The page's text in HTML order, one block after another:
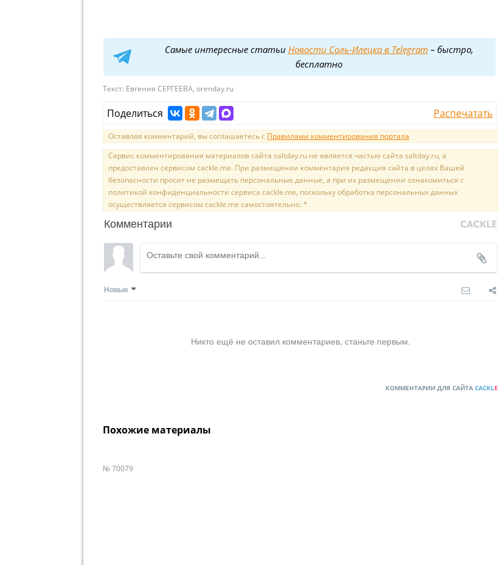
Самые интересные статьи Новости Соль-Илецка в Telegram– быстро,
бесплатно
Текст: Евгения СЕРГЕЕВА, orenday.ru
Поделиться Распечатать
Оставляя комментарий, вы соглашаетесь с Правилами комментирования портала
Сервис комментирования материалов сайта saltday.ru не является частью сайта saltday.ru, а
предоставлен сервисом cackle.me. При размещении комментария редакция сайта в целях Вашей
безопасности просит не размещать персональные данные, а при их размещении ознакомиться с
политикой конфиденциальности сервиса cackle.me, поскольку обработка персональных данных
осуществляется сервисом cackle.me самостоятельно. *
Комментарии
Новые
Никто ещё не оставил комментариев, станьте первым.
КОММЕНТАРИИ ДЛЯ САЙТА CACKLE
Похожие материалы
№ 70079